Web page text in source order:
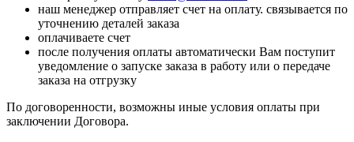
наш менеджер отправляет счет на оплату. связывается по
уточнению деталей заказа
оплачиваете счет
после получения оплаты автоматически Вам поступит
уведомление о запуске заказа в работу или о передаче
заказа на отгрузку
По договоренности, возможны иные условия оплаты при
заключении Договора.